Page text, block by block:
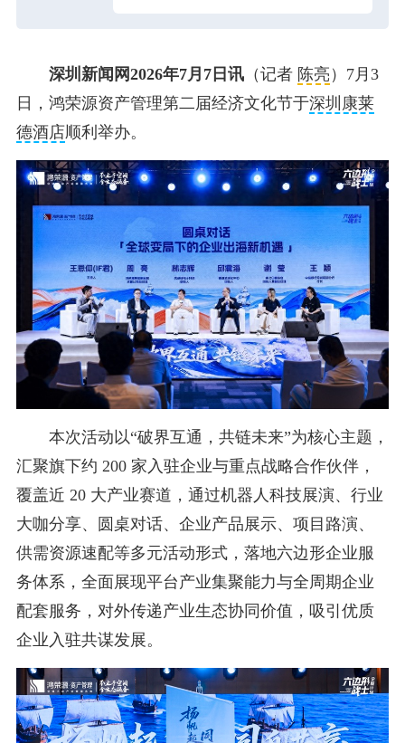
深圳新闻网2026年7月7日讯（记者 陈亮 ）7月3
日，鸿荣源资产管理第二届经济文化节于深圳康莱
德酒店顺利举办。
本次活动以“破界互通，共链未来”为核心主题，
汇聚旗下约 200 家入驻企业与重点战略合作伙伴，
覆盖近 20 大产业赛道，通过机器人科技展演、行业
大咖分享、圆桌对话、企业产品展示、项目路演、
供需资源速配等多元活动形式，落地六边形企业服
务体系，全面展现平台产业集聚能力与全周期企业
配套服务，对外传递产业生态协同价值，吸引优质
企业入驻共谋发展。